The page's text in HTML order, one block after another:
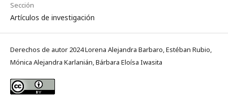
Sección
Artículos de investigación
Derechos de autor 2024 Lorena Alejandra Barbaro, Estéban Rubio,
Mónica Alejandra Karlanián, Bárbara Eloísa Iwasita